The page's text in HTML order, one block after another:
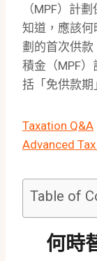
（MPF）計
知道，應該何
劃的首次供
積金（MPF
括「免供款期
Taxation Q&A
Advanced
Table of
何時